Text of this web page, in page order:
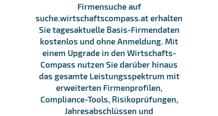
Firmensuche auf
suche.wirtschaftscompass.at erhalten
Sie tagesaktuelle Basis-Firmendaten
kostenlos und ohne Anmeldung. Mit
einem Upgrade in den Wirtschafts-
Compass nutzen Sie darüber hinaus
das gesamte Leistungsspektrum mit
erweiterten Firmenprofilen,
Compliance-Tools, Risikoprüfungen,
Jahresabschlüssen und